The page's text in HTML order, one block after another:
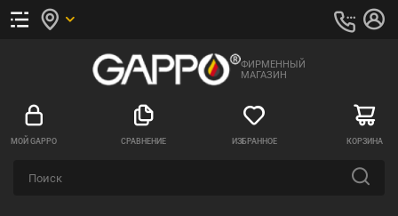
ФИРМЕННЫЙ
МАГАЗИН
МОЙ GAPPO СРАВНЕНИЕ ИЗБРАННОЕ КОРЗИНА